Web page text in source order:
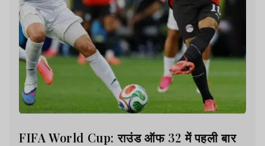
FIFA World Cup: राउंड ऑफ 32 में पहली बार